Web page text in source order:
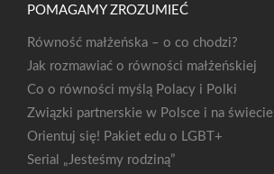
POMAGAMY ZROZUMIEĆ
Równość małżeńska – o co chodzi?
Jak rozmawiać o równości małżeńskiej
Co o równości myślą Polacy i Polki
Związki partnerskie w Polsce i na świecie
Orientuj się! Pakiet edu o LGBT+
Serial „Jesteśmy rodziną”